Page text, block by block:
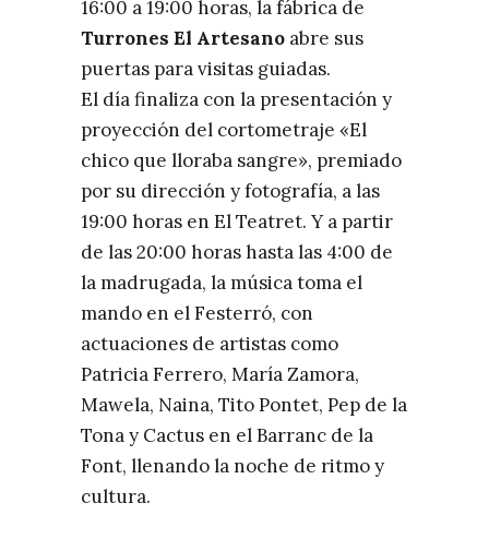
16:00 a 19:00 horas, la fábrica de
Turrones El Artesano abre sus
puertas para visitas guiadas.
El día finaliza con la presentación y
proyección del cortometraje «El
chico que lloraba sangre», premiado
por su dirección y fotografía, a las
19:00 horas en El Teatret. Y a partir
de las 20:00 horas hasta las 4:00 de
la madrugada, la música toma el
mando en el Festerró, con
actuaciones de artistas como
Patricia Ferrero, María Zamora,
Mawela, Naina, Tito Pontet, Pep de la
Tona y Cactus en el Barranc de la
Font, llenando la noche de ritmo y
cultura.